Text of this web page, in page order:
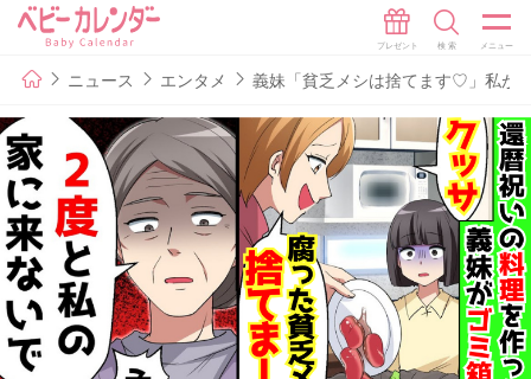
ニュース エンタメ 義妹「貧乏メシは捨てます♡」私が